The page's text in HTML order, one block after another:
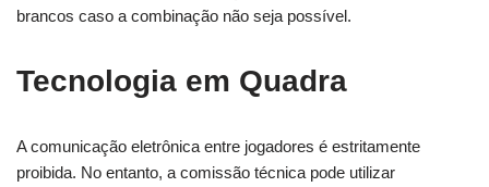
brancos caso a combinação não seja possível.
Tecnologia em Quadra
A comunicação eletrônica entre jogadores é estritamente
proibida. No entanto, a comissão técnica pode utilizar